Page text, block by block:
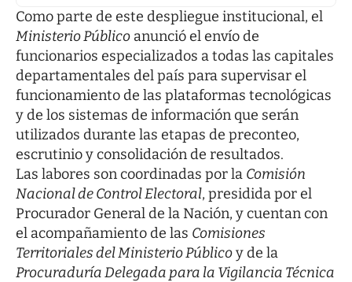
Como parte de este despliegue institucional, el
Ministerio Público anunció el envío de
funcionarios especializados a todas las capitales
departamentales del país para supervisar el
funcionamiento de las plataformas tecnológicas
y de los sistemas de información que serán
utilizados durante las etapas de preconteo,
escrutinio y consolidación de resultados.
Las labores son coordinadas por la Comisión
Nacional de Control Electoral, presidida por el
Procurador General de la Nación, y cuentan con
el acompañamiento de las Comisiones
Territoriales del Ministerio Públicoy de la
Procuraduría Delegada para la Vigilancia Técnica